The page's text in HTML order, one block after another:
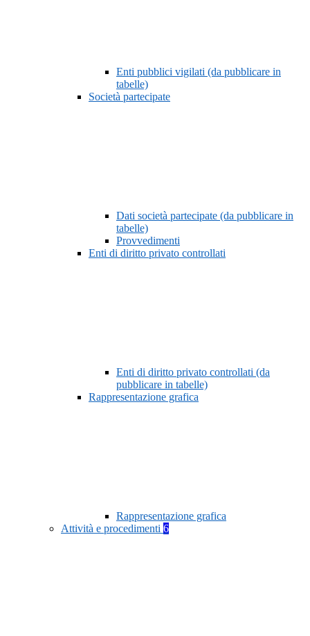
Enti pubblici vigilati (da pubblicare in
tabelle)
Società partecipate
Dati società partecipate (da pubblicare in
tabelle)
Provvedimenti
Enti di diritto privato controllati
Enti di diritto privato controllati (da
pubblicare in tabelle)
Rappresentazione grafica
Rappresentazione grafica
Attività e procedimenti 6